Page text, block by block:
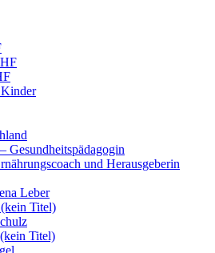
Gesundheitspädagogin
und Herausgeberin
Leber
Titel)
Titel)